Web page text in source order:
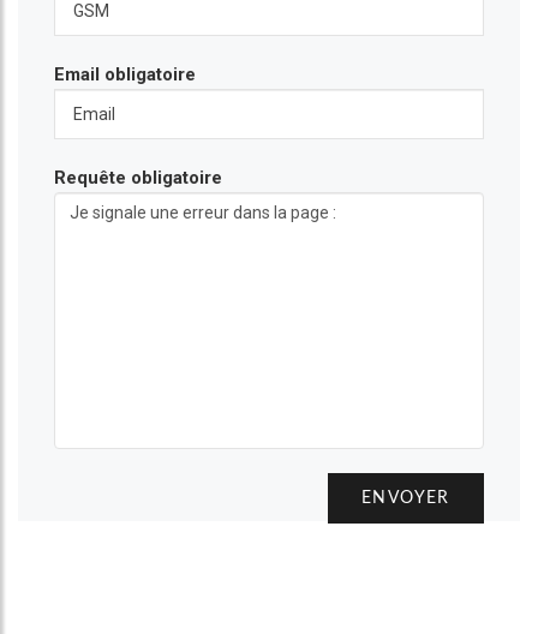
Email obligatoire
Requête obligatoire